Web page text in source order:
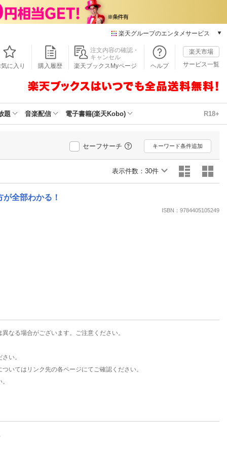
楽天グループのエンタメサービス
本/ゲーム/CD/DVD
楽天ブックス
楽天Kobo
動画配信
楽天TV
動画配信ガイド
気に入り 購入履歴
注文内容の確認・
キャンセル
楽天ブックスMyページ
ヘルプ
楽天市場
サービス一覧
題 音楽配信 電子書籍(楽天Kobo) R18+
セーフサーチ キーワード条件追加
表示件数： 30件
全部わかる！
ISBN：9784405105249
なる場合がございます。ご注意ください。
い。
いてはリンク先の各ページにてご確認ください。